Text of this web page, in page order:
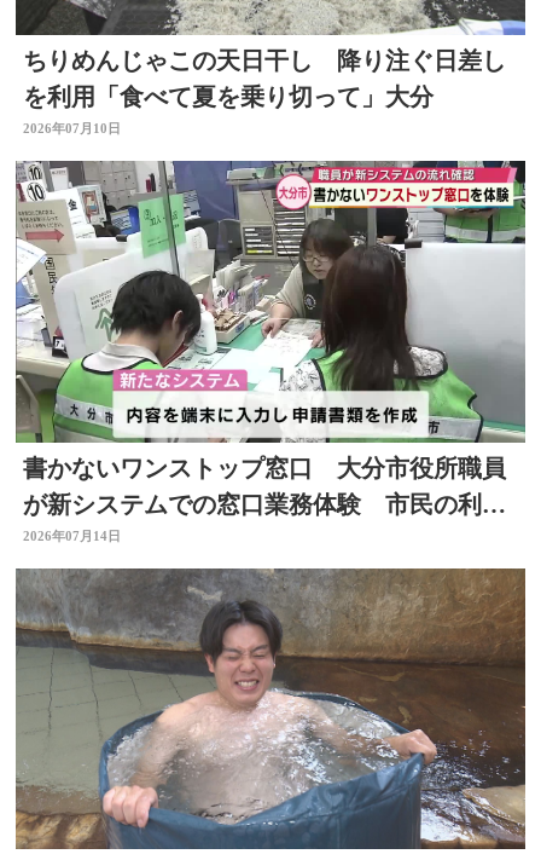
ちりめんじゃこの天日干し 降り注ぐ日差し
を利用「食べて夏を乗り切って」大分
2026年07月10日
書かないワンストップ窓口 大分市役所職員
が新システムでの窓口業務体験 市民の利便
性向上と業務効率化へ
2026年07月14日